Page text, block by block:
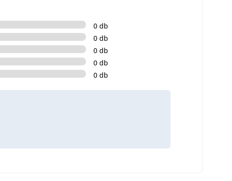
0 db
0 db
0 db
0 db
0 db